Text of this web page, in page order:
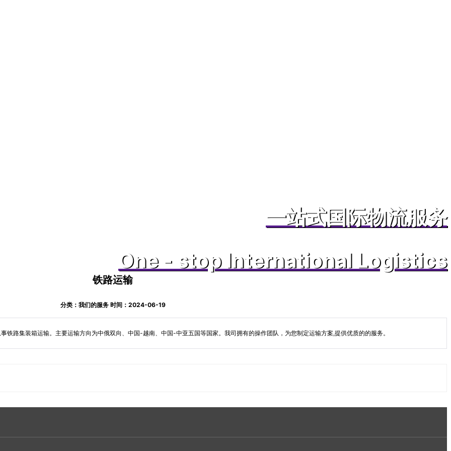
一站式国际物流服务
One - stop International Logistics
铁路运输
分类：我们的服务 时间：2024-06-19
路集装箱运输。主要运输方向为中俄双向、中国-越南、中国-中亚五国等国家。我司拥有的操作团队，为您制定运输方案,提供优质的的服务。